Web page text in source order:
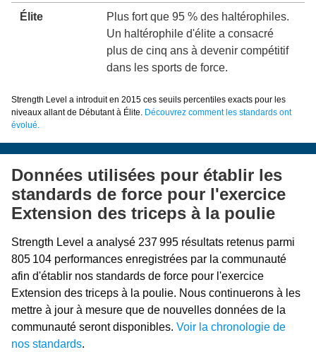
Élite
Plus fort que 95 % des haltérophiles.
Un haltérophile d'élite a consacré
plus de cinq ans à devenir compétitif
dans les sports de force.
Strength Level a introduit en 2015 ces seuils percentiles exacts pour les
niveaux allant de Débutant à Élite. Découvrez comment les standards ont
évolué.
Données utilisées pour établir les
standards de force pour l'exercice
Extension des triceps à la poulie
Strength Level a analysé 237 995 résultats retenus parmi
805 104 performances enregistrées par la communauté
afin d'établir nos standards de force pour l'exercice
Extension des triceps à la poulie. Nous continuerons à les
mettre à jour à mesure que de nouvelles données de la
communauté seront disponibles. Voir la chronologie de
nos standards.